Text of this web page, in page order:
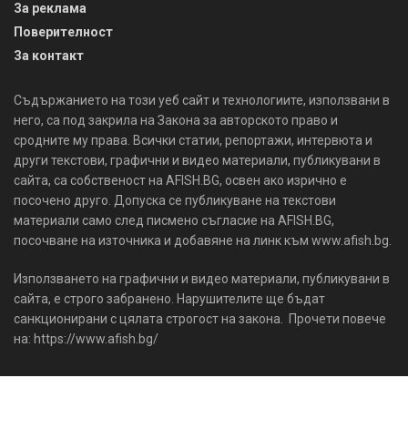
За реклама
Поверителност
За контакт
Съдържанието на този уеб сайт и технологиите, използвани в
него, са под закрила на Закона за авторското право и
сродните му права. Всички статии, репортажи, интервюта и
други текстови, графични и видео материали, публикувани в
сайта, са собственост на AFISH.BG, освен ако изрично е
посочено друго. Допуска се публикуване на текстови
материали само след писмено съгласие на AFISH.BG,
посочване на източника и добавяне на линк към www.afish.bg.
Използването на графични и видео материали, публикувани в
сайта, е строго забранено. Нарушителите ще бъдат
санкционирани с цялата строгост на закона. Прочети повече
на: https://www.afish.bg/